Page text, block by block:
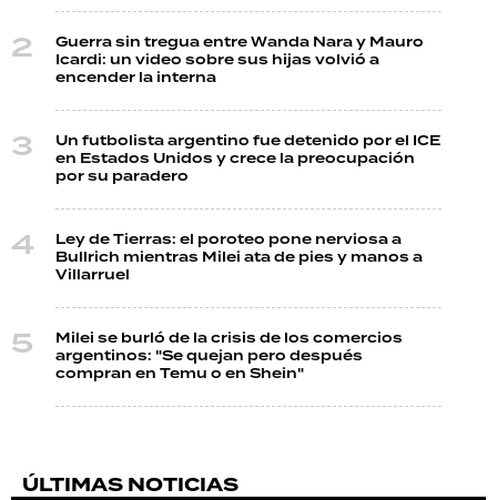
Guerra sin tregua entre Wanda Nara y Mauro
Icardi: un video sobre sus hijas volvió a
encender la interna
Un futbolista argentino fue detenido por el ICE
en Estados Unidos y crece la preocupación
por su paradero
Ley de Tierras: el poroteo pone nerviosa a
Bullrich mientras Milei ata de pies y manos a
Villarruel
Milei se burló de la crisis de los comercios
argentinos: "Se quejan pero después
compran en Temu o en Shein"
ÚLTIMAS NOTICIAS